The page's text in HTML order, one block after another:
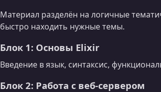
Материал разделён на логичные
быстро находить нужные темы.
Блок 1: Основы Elixir
Введение в язык, синтаксис,
Блок 2: Работа с веб‑сервером